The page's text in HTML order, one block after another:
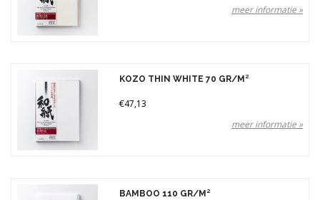
meer informatie »
KOZO THIN WHITE 70 GR/M²
€47,13
meer informatie »
BAMBOO 110 GR/M²